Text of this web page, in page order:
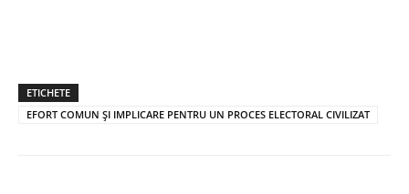
ETICHETE
EFORT COMUN ȘI IMPLICARE PENTRU UN PROCES ELECTORAL CIVILIZAT